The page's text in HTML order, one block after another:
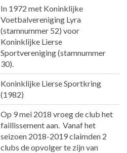
In 1972 met Koninklijke
Voetbalvereniging Lyra
(stamnummer 52) voor
Koninklijke Lierse
Sportvereniging (stamnummer
30).
Koninklijke Lierse Sportkring
(1982)
Op 9 mei 2018 vroeg de club het
faillissement aan. Vanaf het
seizoen 2018-2019 claimden 2
clubs de opvolger te zijn van